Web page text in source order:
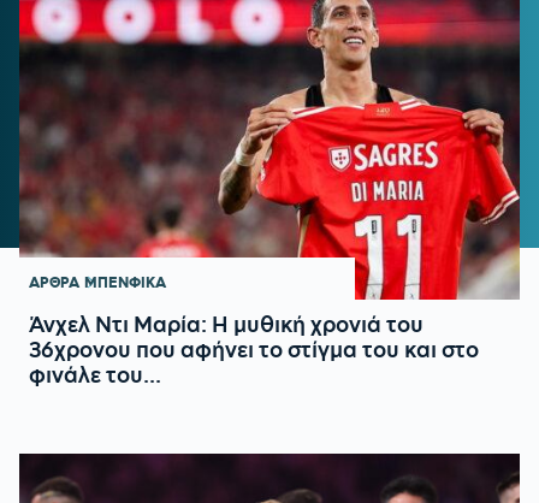
ΑΡΘΡΑ ΜΠΕΝΦΙΚΑ
Άνχελ Ντι Μαρία: Η μυθική χρονιά του
36χρονου που αφήνει το στίγμα του και στο
φινάλε του...